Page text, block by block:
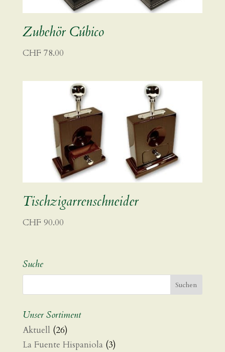
Zubehör Cúbico
CHF 78.00
Tischzigarrenschneider
CHF 90.00
Suche
Unser Sortiment
Aktuell (26)
La Fuente Hispaniola (3)